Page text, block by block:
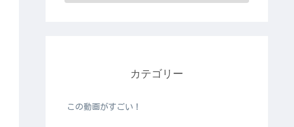
カテゴリー
この動画がすごい！